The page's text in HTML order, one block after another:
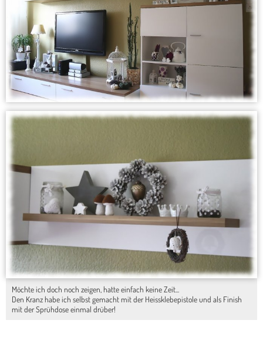
Möchte ich doch noch zeigen, hatte einfach keine Zeit...
Den Kranz habe ich selbst gemacht mit der Heissklebepistole und als Finish
mit der Sprühdose einmal drüber!